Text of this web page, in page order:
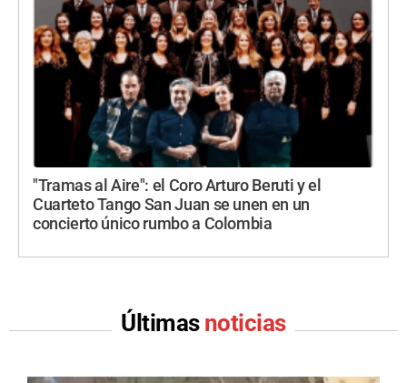
"Tramas al Aire": el Coro Arturo Beruti y el
Cuarteto Tango San Juan se unen en un
concierto único rumbo a Colombia
Últimas noticias